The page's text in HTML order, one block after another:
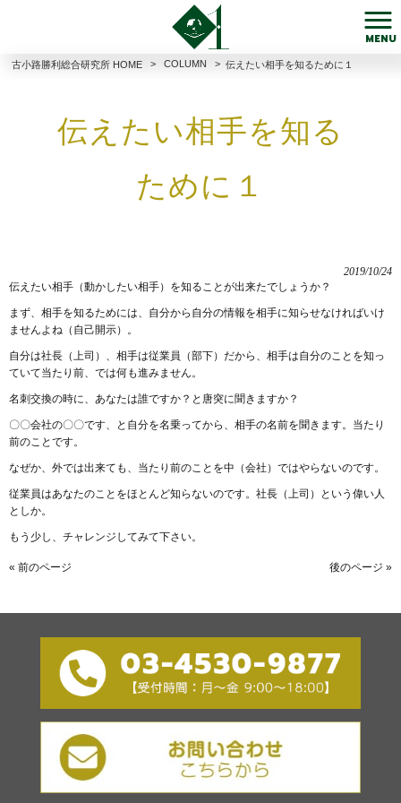
MENU
古小路勝利総合研究所 HOME > COLUMN > 伝えたい相手を知るために１
伝えたい相手を知る
ために１
2019/10/24
伝えたい相手（動かしたい相手）を知ることが出来たでしょうか？
まず、相手を知るためには、自分から自分の情報を相手に知らせなければいけ
ませんよね（自己開示）。
自分は社長（上司）、相手は従業員（部下）だから、相手は自分のことを知っ
ていて当たり前、では何も進みません。
名刺交換の時に、あなたは誰ですか？と唐突に聞きますか？
〇〇会社の〇〇です、と自分を名乗ってから、相手の名前を聞きます。当たり
前のことです。
なぜか、外では出来ても、当たり前のことを中（会社）ではやらないのです。
従業員はあなたのことをほとんど知らないのです。社長（上司）という偉い人
としか。
もう少し、チャレンジしてみて下さい。
« 前のページ 後のページ »